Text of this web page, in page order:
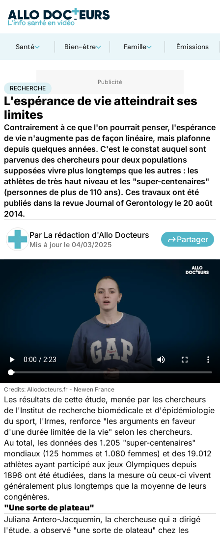
Santé Bien-être Famille Émissions
AccueilSantéMaladies Recherche
RECHERCHE
L'espérance de vie atteindrait ses
limites
Contrairement à ce que l'on pourrait penser, l'espérance
de vie n'augmente pas de façon linéaire, mais plafonne
depuis quelques années. C'est le constat auquel sont
parvenus des chercheurs pour deux populations
supposées vivre plus longtemps que les autres : les
athlètes de très haut niveau et les "super-centenaires"
(personnes de plus de 110 ans). Ces travaux ont été
publiés dans la revue Journal of Gerontology le 20 août
2014.
Par La rédaction d'Allo Docteurs
Mis à jour le 04/03/2025
Partager
Allodocteurs.fr - Newen France
Les résultats de cette étude, menée par les chercheurs
de l'Institut de recherche biomédicale et d'épidémiologie
du sport, l'Irmes, renforce "les arguments en faveur
d'une durée limitée de la vie" selon les chercheurs.
Au total, les données des 1.205 "super-centenaires"
mondiaux (125 hommes et 1.080 femmes) et des 19.012
athlètes ayant participé aux jeux Olympiques depuis
1896 ont été étudiées, dans la mesure où ceux-ci vivent
généralement plus longtemps que la moyenne de leurs
congénères.
"Une sorte de plateau"
Juliana Antero-Jacquemin, la chercheuse qui a dirigé
l'étude, a observé "une sorte de plateau" chez les